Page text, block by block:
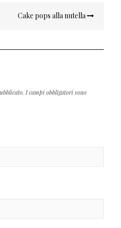
Cake pops alla nutella
I campi obbligatori sono